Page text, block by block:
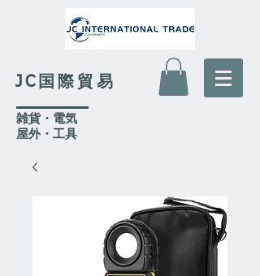
JC国際貿易
​雑貨・電気
​屋外・工具